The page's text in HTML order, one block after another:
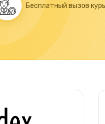
Бесплатный вызов